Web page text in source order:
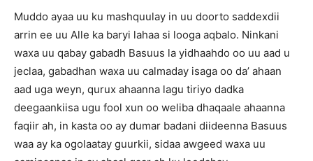
Muddo ayaa uu ku mashquulay in uu doorto saddexdii
arrin ee uu Alle ka baryi lahaa si looga aqbalo. Ninkani
waxa uu qabay gabadh Basuus la yidhaahdo oo uu aad u
jeclaa, gabadhan waxa uu calmaday isaga oo da’ ahaan
aad uga weyn, qurux ahaanna lagu tiriyo dadka
deegaankiisa ugu fool xun oo weliba dhaqaale ahaanna
faqiir ah, in kasta oo ay dumar badani diideenna Basuus
waa ay ka ogolaatay guurkii, sidaa awgeed waxa uu